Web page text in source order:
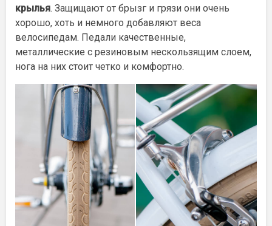
крылья. Защищают от брызг и грязи они очень
хорошо, хоть и немного добавляют веса
велосипедам. Педали качественные,
металлические с резиновым нескользящим слоем,
нога на них стоит четко и комфортно.